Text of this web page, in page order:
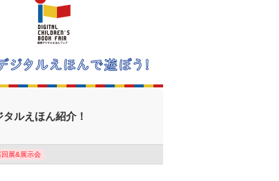
ルえほん紹介！
回展&展示会